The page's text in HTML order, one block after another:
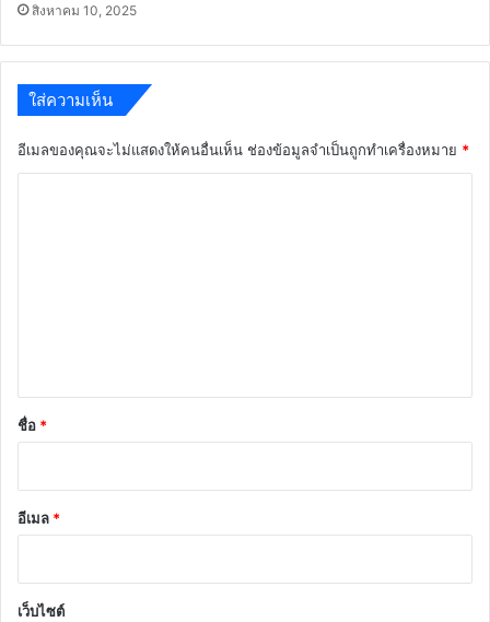
สิงหาคม 10, 2025
ใส่ความเห็น
อีเมลของคุณจะไม่แสดงให้คนอื่นเห็น ช่องข้อมูลจำเป็นถูกทำเครื่องหมาย *
*
ชื่อ *
อีเมล *
เว็บไซต์